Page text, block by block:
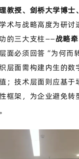
教授、剑桥大学博士
术与战略高度为研讨
的三大支柱——战略
面必须回答“为何而
层面需构建内生的数
；技术层面则应基于
框架，为企业避免转